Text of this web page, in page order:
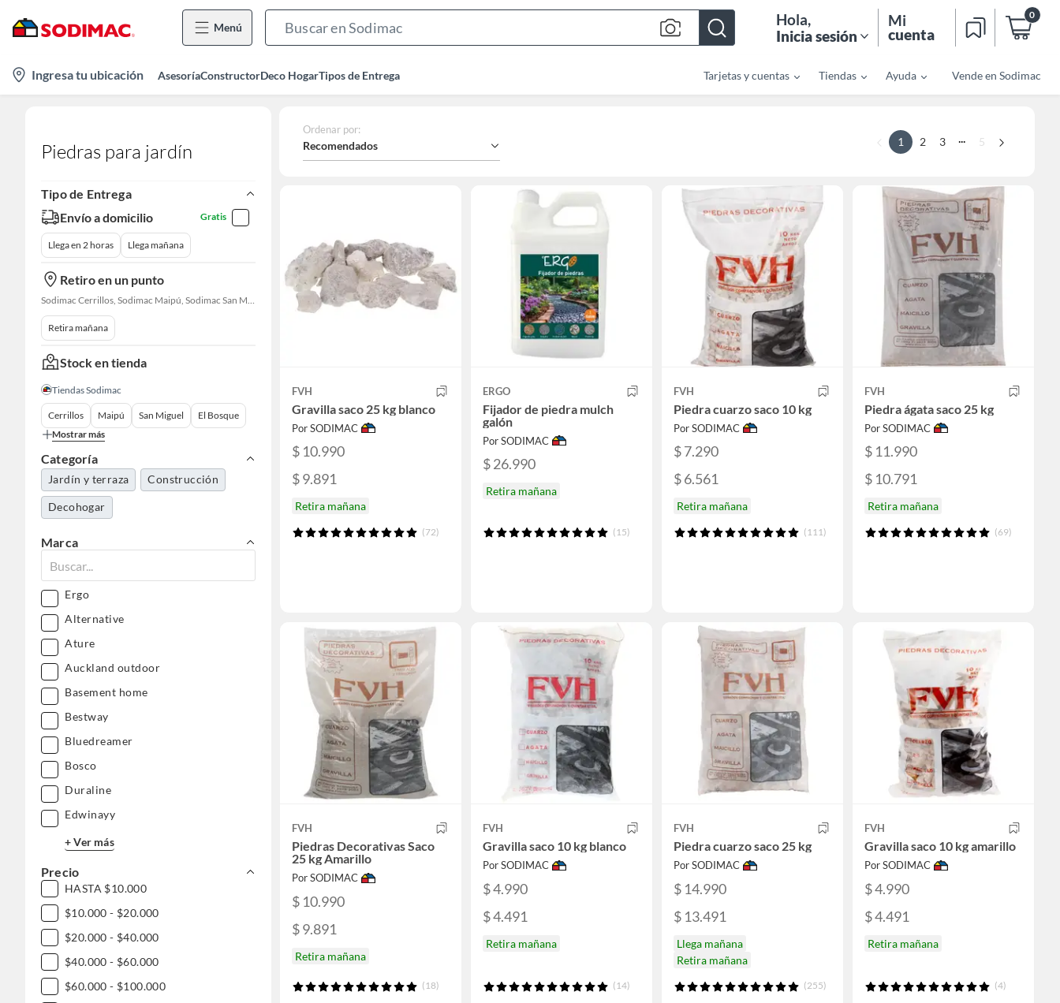
Menú
Bar
Hola,
Inicia sesión
Mi
cuenta
0
location-
icon
Ingresa tu ubicación AsesoríaConstructorDeco HogarTipos de Entrega Tarjetas y cuentas Tiendas Ayuda Vende en Sodimac
Piedras para jardín
Tipo de Entrega
Envío a domicilio
Gratis
Llega en 2 horas Llega mañana
Retiro en un punto
Sodimac Cerrillos, Sodimac Maipú, Sodimac San Miguel, Sodimac El Bosque, Sodimac San Bernardo, Constructor Cantagallo, Sodimac Talagante, Sodimac San Fernando
Retira mañana
Stock en tienda
Tiendas Sodimac
Cerrillos Maipú San Miguel
El Bosque
Mostrar más
Categoría
Jardín y terraza Construcción
Decohogar
Marca
Ergo
Alternative
Ature
Auckland outdoor
Basement home
Bestway
Bluedreamer
Bosco
Duraline
Edwinayy
+ Ver más
Precio
HASTA $10.000
$10.000 - $20.000
$20.000 - $40.000
$40.000 - $60.000
$60.000 - $100.000
Ordenar por:
Recomendados 1 2 3 ... 5
FVH
Gravilla saco 25 kg blanco
Por SODIMAC
$ 10.990
$ 9.891
Retira mañana
(72)
ERGO
Fijador de piedra mulch
galón
Por SODIMAC
$ 26.990
Retira mañana
(15)
FVH
Piedra cuarzo saco 10 kg
Por SODIMAC
$ 7.290
$ 6.561
Retira mañana
(111)
FVH
Piedra ágata saco 25 kg
Por SODIMAC
$ 11.990
$ 10.791
Retira mañana
(69)
FVH
Piedras Decorativas Saco
25 kg Amarillo
Por SODIMAC
$ 10.990
$ 9.891
Retira mañana
(18)
FVH
Gravilla saco 10 kg blanco
Por SODIMAC
$ 4.990
$ 4.491
Retira mañana
(14)
FVH
Piedra cuarzo saco 25 kg
Por SODIMAC
$ 14.990
$ 13.491
Llega mañana
Retira mañana
(255)
FVH
Gravilla saco 10 kg amarillo
Por SODIMAC
$ 4.990
$ 4.491
Retira mañana
(4)